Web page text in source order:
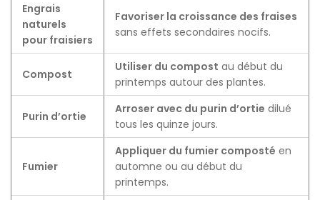
Engrais
naturels
pour fraisiers
Favoriser la croissance des fraises
sans effets secondaires nocifs.
Compost
Utiliser du compost au début du
printemps autour des plantes.
Purin d’ortie
Arroser avec du purin d’ortie dilué
tous les quinze jours.
Fumier
Appliquer du fumier composté en
automne ou au début du
printemps.